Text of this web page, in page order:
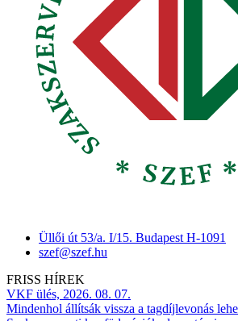
Üllői út 53/a. I/15. Budapest H-1091
szef@szef.hu
FRISS HÍREK
VKF ülés, 2026. 08. 07.
Mindenhol állítsák vissza a tagdíjlevonás